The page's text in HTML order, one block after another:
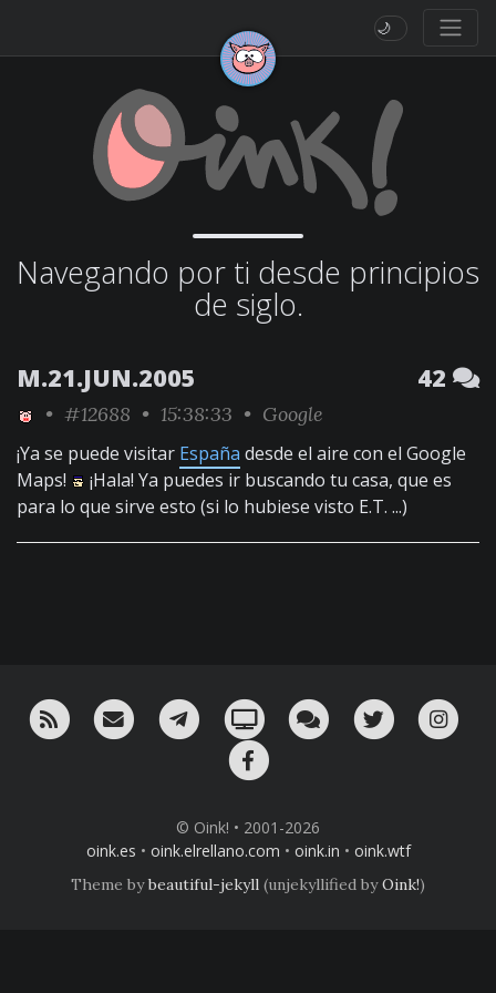
🌙
Navegando por ti desde principios
de siglo.
M.21.JUN.2005 42
• #12688 • 15:38:33 • Google
¡Ya se puede visitar España desde el aire con el Google
Maps!
¡Hala! Ya puedes ir buscando tu casa, que es
para lo que sirve esto (si lo hubiese visto E.T. ...)
RSS ¡Mándame un email!¡Nuestro canal en Telegram!
Oink! TV Charla con nosotros
Twitter
© Oink! • 2001-2026
oink.es • oink.elrellano.com • oink.in • oink.wtf
Theme bybeautiful-jekyll (unjekyllified byOink!)